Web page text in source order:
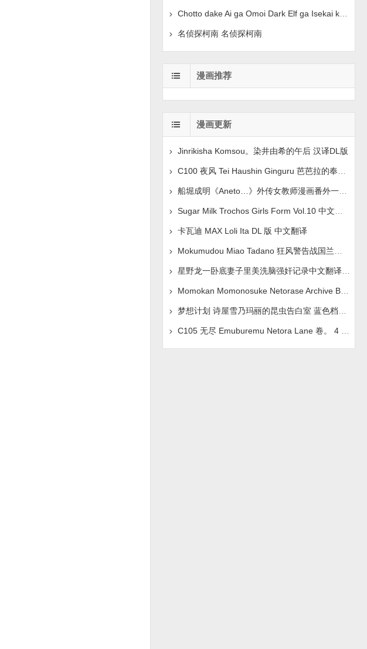
Chotto dake Ai ga Omoi Dark Elf ga Isekai kara Oik
名侦探柯南 名侦探柯南
漫画推荐
漫画更新
Jinrikisha Komsou。染井由希的午后 汉译DL版
船堀成明《Aneto…》外传女教师漫画番外一2016年3月号
卡瓦迪 MAX Loli Ita DL 版 中文翻译
星野龙一卧底妻子里美洗脑强奸记录中文翻译页面失踪
Momokan Momonosuke Netorase Archive Blue Archive